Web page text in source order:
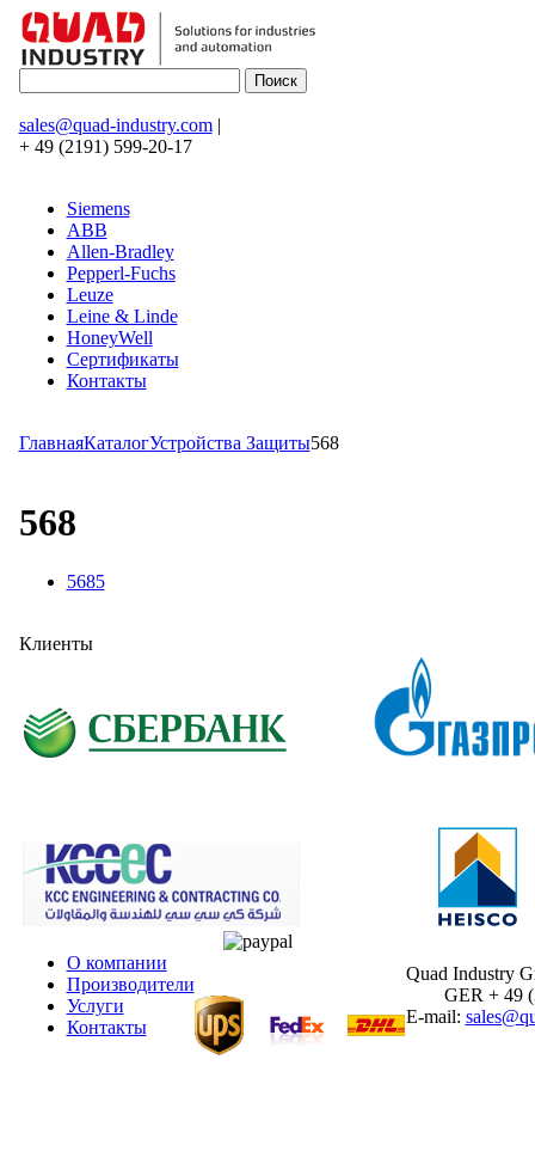
sales@quad-industry.com|
+ 49 (2191) 599-20-17
Siemens
ABB
Allen-Bradley
Pepperl-Fuchs
Leuze
Leine & Linde
HoneyWell
Сертификаты
Контакты
ГлавнаяКаталогУстройства Защиты568
568
5685
Клиенты
О компании
Производители
Услуги
Контакты
Quad Industry
GER + 49
E-mail: